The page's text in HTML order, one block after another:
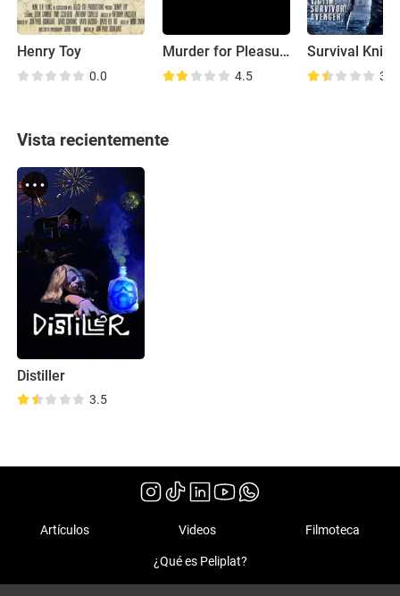
Henry Toy
0.0
Murder for Pleasure
4.5
Survival Knife
3.6
Vista recientemente
Distiller
3.5
Artículos Videos Filmoteca
¿Qué es Peliplat?